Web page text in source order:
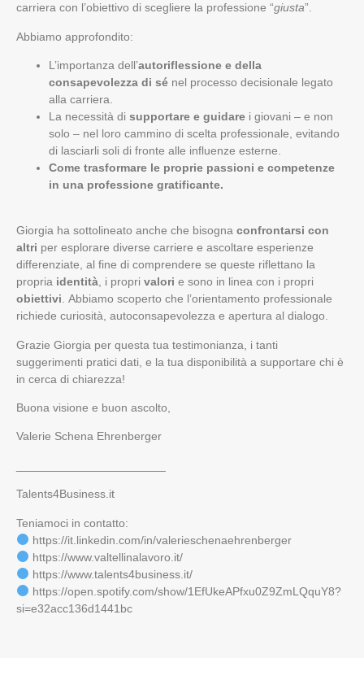
carriera con l’obiettivo di scegliere la professione “giusta”.
Abbiamo approfondito:
L’importanza dell’autoriflessione e della
consapevolezza di sé nel processo decisionale legato
alla carriera.
La necessità di supportare e guidare i giovani – e non
solo – nel loro cammino di scelta professionale, evitando
di lasciarli soli di fronte alle influenze esterne.
Come trasformare le proprie passioni e competenze
in una professione gratificante.
Giorgia ha sottolineato anche che bisogna confrontarsi con
altri per esplorare diverse carriere e ascoltare esperienze
differenziate, al fine di comprendere se queste riflettano la
propria identità, i propri valori e sono in linea con i propri
obiettivi. Abbiamo scoperto che l’orientamento professionale
richiede curiosità, autoconsapevolezza e apertura al dialogo.
Grazie Giorgia per questa tua testimonianza, i tanti
suggerimenti pratici dati, e la tua disponibilità a supportare chi è
in cerca di chiarezza!
Buona visione e buon ascolto,
Valerie Schena Ehrenberger
Talents4Business.it
Teniamoci in contatto:
https://it.linkedin.com/in/valerieschenaehrenberger
https://www.valtellinalavoro.it/
https://www.talents4business.it/
https://open.spotify.com/show/1EfUkeAPfxu0Z9ZmLQquY8?
si=e32acc136d1441bc